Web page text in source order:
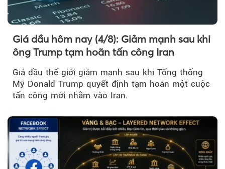
Giá dầu hôm nay (4/8): Giảm mạnh sau khi
ông Trump tạm hoãn tấn công Iran
Giá dầu thế giới giảm mạnh sau khi Tổng thống
Mỹ Donald Trump quyết định tạm hoãn một cuộc
tấn công mới nhằm vào Iran.